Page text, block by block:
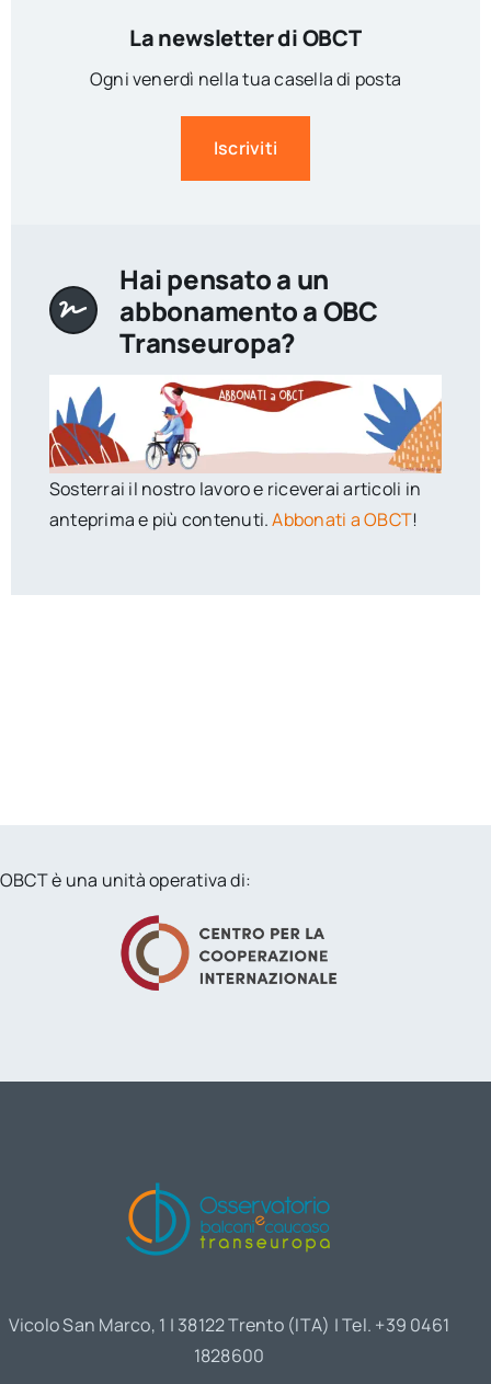
La newsletter di OBCT
Ogni venerdì nella tua casella di posta
Iscriviti
Hai pensato a un
abbonamento a OBC
Transeuropa?
Sosterrai il nostro lavoro e riceverai articoli in
anteprima e più contenuti.Abbonati a OBCT!
OBCT è una unità operativa di:
Vicolo San Marco, 1 | 38122 Trento (ITA) | Tel. +39 0461
1828600